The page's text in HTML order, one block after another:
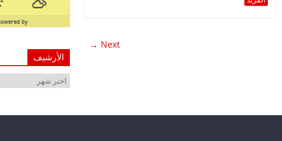
Next →
by
الأرشيف
الأرشيف